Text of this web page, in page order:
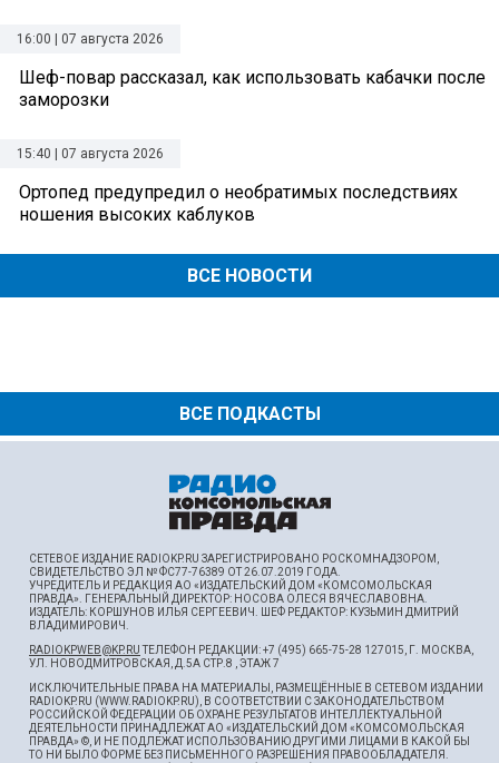
ВСЕ ПОДКАСТЫ
16:00 | 07 августа 2026
Шеф-повар рассказал, как использовать кабачки после
заморозки
15:40 | 07 августа 2026
Ортопед предупредил о необратимых последствиях
ношения высоких каблуков
ВСЕ НОВОСТИ
СЕТЕВОЕ ИЗДАНИЕ RADIOKP.RU ЗАРЕГИСТРИРОВАНО РОСКОМНАДЗОРОМ,
СВИДЕТЕЛЬСТВО ЭЛ № ФС77-76389 ОТ 26.07.2019 ГОДА.
УЧРЕДИТЕЛЬ И РЕДАКЦИЯ АО «ИЗДАТЕЛЬСКИЙ ДОМ «КОМСОМОЛЬСКАЯ
ПРАВДА». ГЕНЕРАЛЬНЫЙ ДИРЕКТОР: НОСОВА ОЛЕСЯ ВЯЧЕСЛАВОВНА.
ИЗДАТЕЛЬ: КОРШУНОВ ИЛЬЯ СЕРГЕЕВИЧ. ШEФ РЕДАКТОР: КУЗЬМИН ДМИТРИЙ
ВЛАДИМИРОВИЧ.
RADIOKPWEB@KP.RUТЕЛЕФОН РЕДАКЦИИ: +7 (495) 665-75-28 127015, Г. МОСКВА,
УЛ. НОВОДМИТРОВСКАЯ, Д.5А СТР.8 , ЭТАЖ 7
ИСКЛЮЧИТЕЛЬНЫЕ ПРАВА НА МАТЕРИАЛЫ, РАЗМЕЩЁННЫЕ В СЕТЕВОМ ИЗДАНИИ
RADIOKP.RU (WWW.RADIOKP.RU), В СООТВЕТСТВИИ С ЗАКОНОДАТЕЛЬСТВОМ
РОССИЙСКОЙ ФЕДЕРАЦИИ ОБ ОХРАНЕ РЕЗУЛЬТАТОВ ИНТЕЛЛЕКТУАЛЬНОЙ
ДЕЯТЕЛЬНОСТИ ПРИНАДЛЕЖАТ АО «ИЗДАТЕЛЬСКИЙ ДОМ «КОМСОМОЛЬСКАЯ
ПРАВДА» ©, И НЕ ПОДЛЕЖАТ ИСПОЛЬЗОВАНИЮ ДРУГИМИ ЛИЦАМИ В КАКОЙ БЫ
ТО НИ БЫЛО ФОРМЕ БЕЗ ПИСЬМЕННОГО РАЗРЕШЕНИЯ ПРАВООБЛАДАТЕЛЯ.